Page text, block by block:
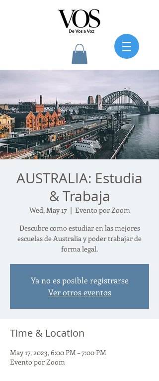
AUSTRALIA: Estudia
& Trabaja
Wed, May 17
  |
Evento por Zoom
Descubre como estudiar en las mejores
escuelas de Australia y poder trabajar de
forma legal.
Ya no es posible registrarse
Ver otros eventos
Time & Location
May 17, 2023, 6:00 PM – 7:00 PM
Evento por Zoom